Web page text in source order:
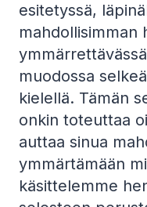
esitetyssä,
mahdollisimman
muodossa
kielellä. Tämän
onkin toteuttaa
auttaa sinua
ymmärtämään
käsittelemme